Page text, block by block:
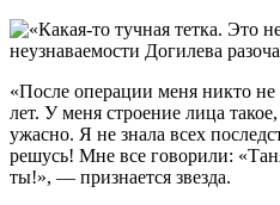
«После операции меня никто не
лет. У меня строение лица
ужасно. Я не знала всех
решусь! Мне все говорили:
ты!», — признается звезда.